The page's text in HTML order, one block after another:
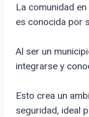
La comunidad
es conocida por
Al ser un
integrarse y
Esto crea un
seguridad, ideal